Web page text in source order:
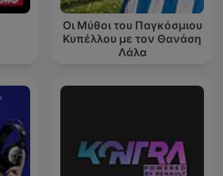
Οι Μύθοι του Παγκόσμιου
Κυπέλλου με τον Θανάση
Λάλα